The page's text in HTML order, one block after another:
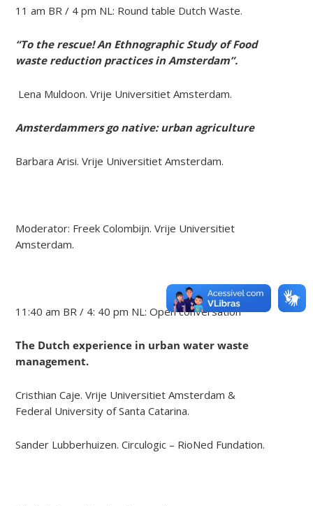
11 am BR / 4 pm NL: Round table Dutch Waste.
“To the rescue! An Ethnographic Study of Food
waste reduction practices in Amsterdam”.
Lena Muldoon. Vrije Universitiet Amsterdam.
Amsterdammers go native: urban agriculture
Barbara Arisi. Vrije Universitiet Amsterdam.
Moderator: Freek Colombijn. Vrije Universitiet
Amsterdam.
11:40 am BR / 4: 40 pm NL: Open conversation
The Dutch experience in urban water waste
management.
Cristhian Caje. Vrije Universitiet Amsterdam &
Federal University of Santa Catarina.
Sander Lubberhuizen. Circulogic – RioNed Fundation.